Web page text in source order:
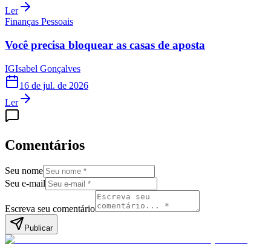
Ler
Finanças Pessoais
Você precisa bloquear as casas de aposta
IGIsabel Gonçalves
16 de jul. de 2026
Ler
Comentários
Seu nome
Seu e-mail
Escreva seu comentário
Publicar